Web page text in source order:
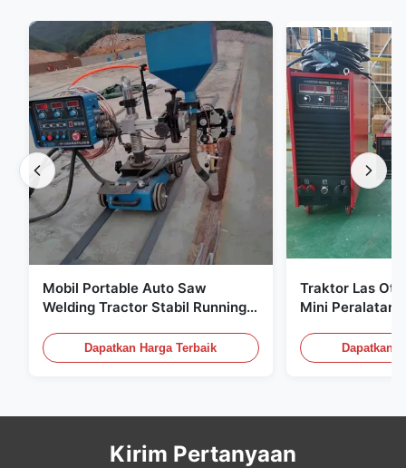
Mobil Portable Auto Saw
Welding Tractor Stabil Running
untuk Pembangunan Kapal
Dapatkan Harga Terbaik
Traktor Las
Mini Peralatan
Dapatkan
Kirim Pertanyaan